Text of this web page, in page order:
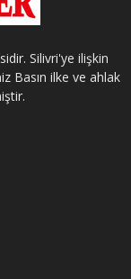
Silivri'ye ilişkin
Basın ilke ve ahlak